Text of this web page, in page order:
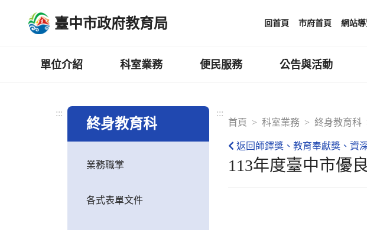
臺中市政府教育局 回首頁 市府首頁 網站
單位介紹 科室業務 便民服務 公告與活動
:::
終身教育科
業務職掌
各式表單文件
:::
首頁
科室業務 終身教育科
返回師鐸獎、教育奉獻獎、資
113年度臺中市優